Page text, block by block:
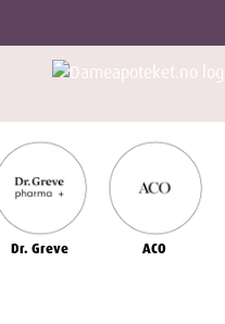
Dr. Greve ACO